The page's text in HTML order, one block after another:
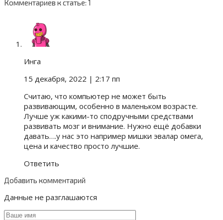
Комментариев к статье: 1
Инга
15 декабря, 2022 | 2:17 пп
Считаю, что компьютер не может быть
развивающим, особенно в маленьком возрасте.
Лучше уж какими-то сподручными средствами
развивать мозг и внимание. Нужно ещё добавки
давать….у нас это например мишки эвалар омега,
цена и качество просто лучшие.
Ответить
Добавить комментарий
Данные не разглашаются